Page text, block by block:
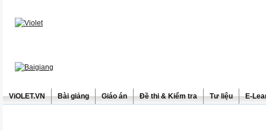
ViOLET.VN Bài giảng Giáo án Đề thi & Kiểm tra Tư liệu E-